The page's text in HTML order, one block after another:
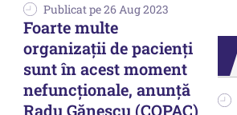
Publicat pe 26 Aug 2023
Foarte multe
organizaţii de pacienţi
sunt în acest moment
nefuncţionale, anunță
Radu Gănescu (COPAC)